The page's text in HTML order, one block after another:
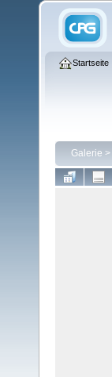
Startseite
Galerie >